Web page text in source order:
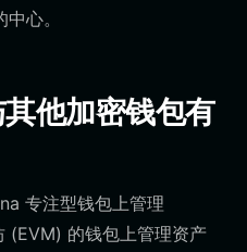
心。
他加密钱包有
专注型钱包上管理
(EVM) 的钱包上管理资产